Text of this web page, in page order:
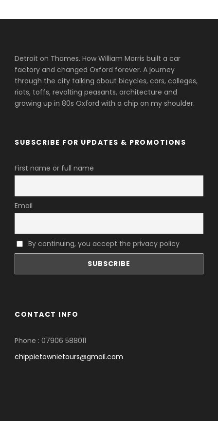
Detroit on Thames. How William Morris built a car
factory and changed Oxford forever. A journey
through the city talking about bicycles, cars, colleges,
riots, toffs, revolting peasants, architecture and
growing up in 80s Oxford with a chip on my shoulder.
SUBSCRIBE FOR UPDATES & PROMOTIONS
First name or full name
Email
By continuing, you accept the privacy policy
CONTACT INFO
Phone : 07906 588011
chippietownietours@gmail.com